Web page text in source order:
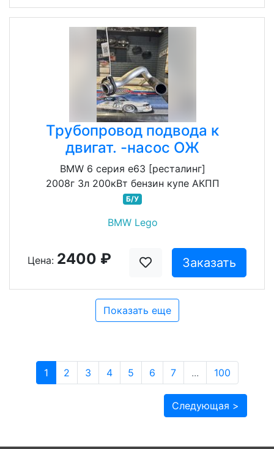
Трубопровод подвода к
двигат. -насос ОЖ
BMW 6 серия e63 [ресталинг]
2008г 3л 200кВт бензин купе АКПП
Б/У
BMW Lego
Цена: 2400 ₽ Заказать
Показать еще
1 2 3 4 5 6 7 ... 100
Следующая >